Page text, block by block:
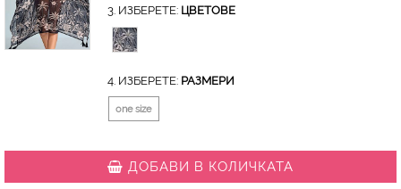
3. ИЗБЕРЕТЕ: ЦВЕТОВЕ
4. ИЗБЕРЕТЕ: РАЗМЕРИ
one size
ДОБАВИ В КОЛИЧКАТА